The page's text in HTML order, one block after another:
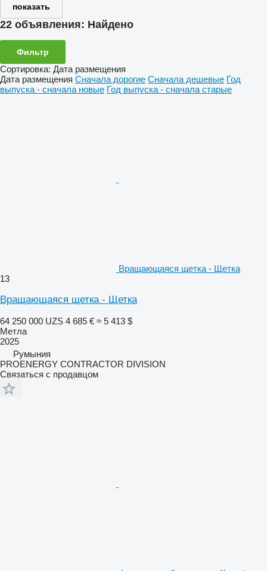
показать
22 объявления: Найдено
Фильтр
Сортировка: Дата размещения
Дата размещения Сначала дорогие Сначала дешевые Год
выпуска - сначала новые Год выпуска - сначала старые
Вращающаяся щетка - Щетка
13
Вращающаяся щетка - Щетка
64 250 000 UZS 4 685 € ≈ 5 413 $
Метла
2025
Румыния
PROENERGY CONTRACTOR DIVISION
Связаться с продавцом